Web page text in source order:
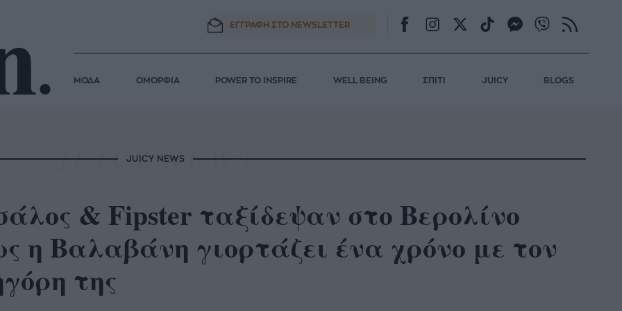
ΕΓΓΡΑΦΗ ΣΤΟ NEWSLETTER
ΜΟΔΑ ΟΜΟΡΦΙΑ POWER TO INSPIRE WELL BEING ΣΠΙΤΙ JUICY BLOGS
JUICY NEWS
& Fipster ταξίδεψαν στο Βερολίνο
η Βαλαβάνη γιορτάζει ένα χρόνο με τον
της